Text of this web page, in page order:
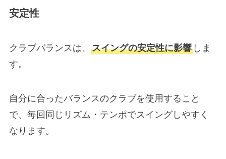
安定性
クラブバランスは、 スイングの安定性に影響しま
す。
自分に合ったバランスのクラブを使用すること
で、毎回同じリズム・テンポでスイングしやすく
なります。